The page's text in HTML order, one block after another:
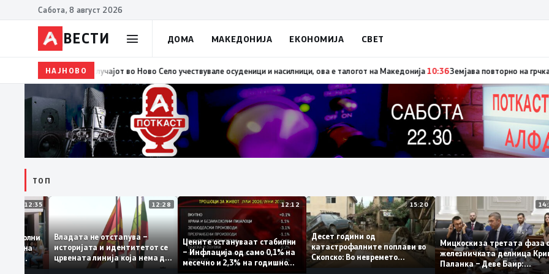
Сабота, 8 август 2026
ВЕСТИ ДОМА МАКЕДОНИЈА ЕКОНОМИЈА СВЕТ
НАЈНОВО10:37ВМРО-ДПМНЕ: „Детето“ како што вели Филипче, денес со изјавата призна дека во случајот во Ново Село
ТОП
12:35
задоволни
на
12:28
Владата не отстапува –
историјата и идентитетот се
црвената линија која нема да
се погази
12:12
Цените остануваат стабилни
– Инфлација од само 0,1% на
месечно и 2,3% на годишно
15:20
Десет години од
катастрофалните поплави во
Скопско: Во невремето
Мицкоски за третата
железничката делница
Паланка – Деве Баир: